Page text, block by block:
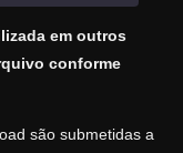
em outros
conforme
são submetidas a